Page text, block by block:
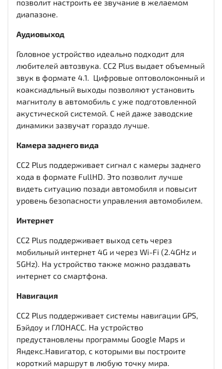
позволит настроить ее звучание в желаемом
диапазоне.
Аудиовыход
Головное устройство идеально подходит для
любителей автозвука. CC2 Plus выдает объемный
звук в формате 4.1. Цифровые оптоволоконный и
коаксиадльный выходы позволяют установить
магнитолу в автомобиль с уже подготовленной
акустической системой. С ней даже заводские
динамики зазвучат гораздо лучше.
Камера заднего вида
CC2 Plus поддерживает сигнал с камеры заднего
хода в формате FullHD. Это позволит лучше
видеть ситуацию позади автомобиля и повысит
уровень безопасности управления автомобилем.
Интернет
CC2 Plus поддерживает выход сеть через
мобильный интернет 4G и через Wi-Fi (2.4GHz и
5GHz). На устройство также можно раздавать
интернет со смартфона.
Навигация
CC2 Plus поддерживает системы навигации GPS,
Бэйдоу и ГЛОНАСС. На устройство
предустановлены программы Google Maps и
Яндекс.Навигатор, с которыми вы построите
короткий маршрут в любую точку мира.